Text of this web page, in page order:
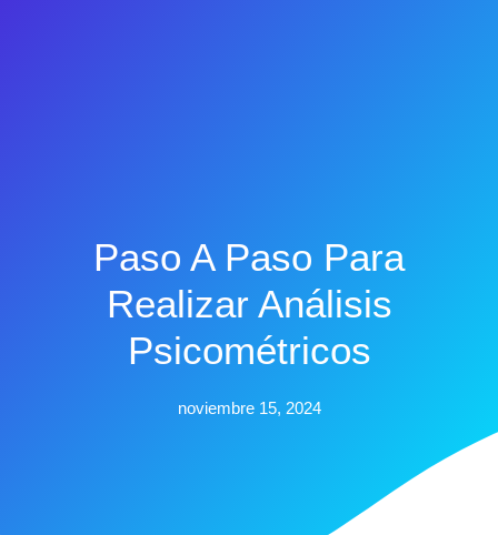
Paso A Paso Para
Realizar Análisis
Psicométricos
noviembre 15, 2024